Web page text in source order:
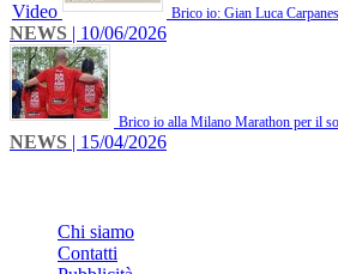
Video Brico io: Gian Luca
NEWS | 10/06/2026
Brico io alla Milano Marathon per il
NEWS | 15/04/2026
Chi siamo
Contatti